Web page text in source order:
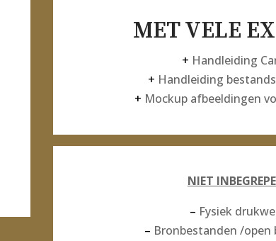
MET VELE
+ Handleiding
+ Handleiding
+ Mockup afbeeldingen
NIET
– Fysiek
– Bronbestanden /open